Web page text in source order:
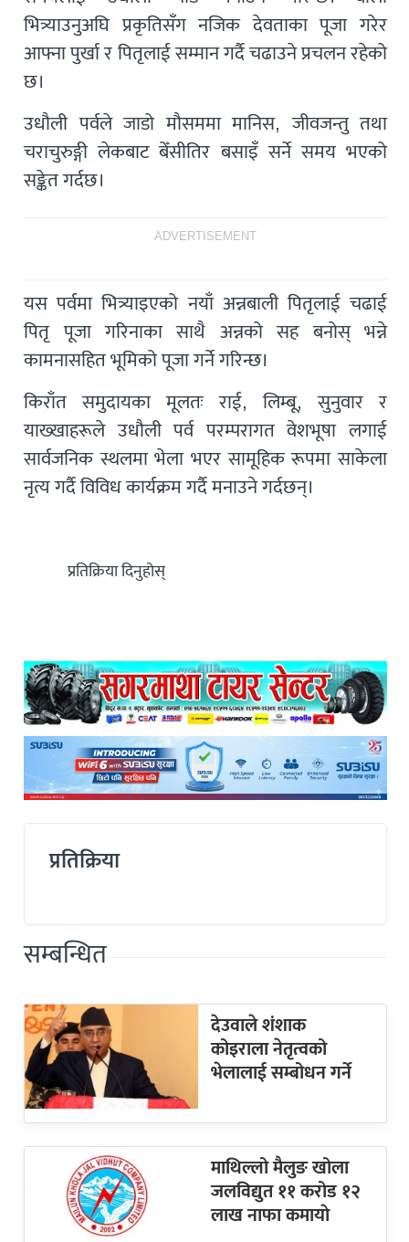
भित्र्याउनुअघि प्रकृतिसँग नजिक देवताका पूजा गरेर
आफ्ना पुर्खा र पितृलाई सम्मान गर्दै चढाउने प्रचलन रहेको
छ।
उधौली पर्वले जाडो मौसममा मानिस, जीवजन्तु तथा
चराचुरुङ्गी लेकबाट बेँसीतिर बसाइँ सर्ने समय भएको
सङ्केत गर्दछ।
ADVERTISEMENT
यस पर्वमा भित्र्याइएको नयाँ अन्नबाली पितृलाई चढाई
पितृ पूजा गरिनाका साथै अन्नको सह बनोस् भन्ने
कामनासहित भूमिको पूजा गर्ने गरिन्छ।
किराँत समुदायका मूलतः राई, लिम्बू, सुनुवार र
याख्खाहरूले उधौली पर्व परम्परागत वेशभूषा लगाई
सार्वजनिक स्थलमा भेला भएर सामूहिक रूपमा साकेला
नृत्य गर्दै विविध कार्यक्रम गर्दै मनाउने गर्दछन्।
प्रतिक्रिया दिनुहोस्
प्रतिक्रिया
सम्बन्धित
देउवाले शंशाक
कोइराला नेतृत्वको
भेलालाई सम्बोधन गर्ने
माथिल्लो मैलुङ खोला
जलविद्युत ११ करोड १२
लाख नाफा कमायाे